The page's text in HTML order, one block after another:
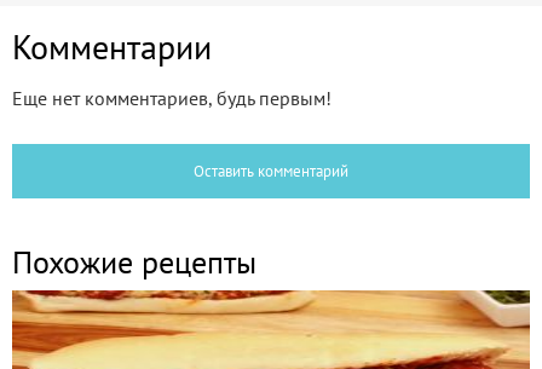
Комментарии
Еще нет комментариев, будь первым!
Оставить комментарий
Похожие рецепты